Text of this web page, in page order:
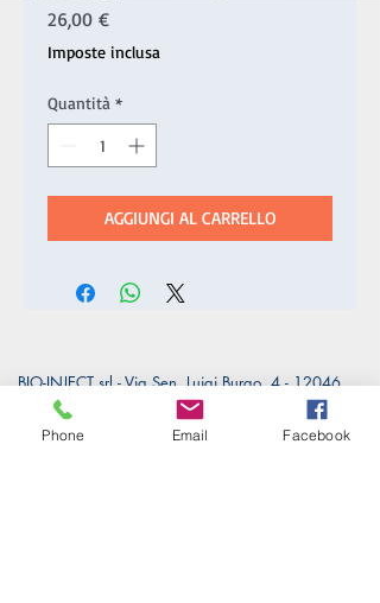
26,00 €Prezzo
Imposte inclusa
Quantità *
AGGIUNGI AL CARRELLO
BIO-INJECT srl - Via Sen. Luigi Burgo, 4 - 12046
Montà (CN) Italia -
Tel.+39 0173 975000-
Email bio-inject@bio-inject.com
Phone Email Facebook